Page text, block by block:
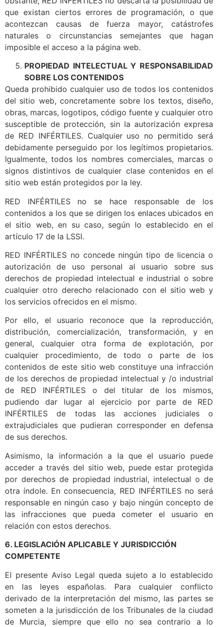
que existan ciertos errores de programación, o que
acontezcan causas de fuerza mayor, catástrofes
naturales o circunstancias semejantes que hagan
imposible el acceso a la página web.
PROPIEDAD INTELECTUAL Y RESPONSABILIDAD
SOBRE LOS CONTENIDOS
Queda prohibido cualquier uso de todos los contenidos
del sitio web, concretamente sobre los textos, diseño,
obras, marcas, logotipos, código fuente y cualquier otro
susceptible de protección, sin la autorización expresa
de RED INFÉRTILES. Cualquier uso no permitido será
debidamente perseguido por los legítimos propietarios.
Igualmente, todos los nombres comerciales, marcas o
signos distintivos de cualquier clase contenidos en el
sitio web están protegidos por la ley.
RED INFÉRTILES no se hace responsable de los
contenidos a los que se dirigen los enlaces ubicados en
el sitio web, en su caso, según lo establecido en el
artículo 17 de la LSSI.
RED INFÉRTILES no concede ningún tipo de licencia o
autorización de uso personal al usuario sobre sus
derechos de propiedad intelectual e industrial o sobre
cualquier otro derecho relacionado con el sitio web y
los servicios ofrecidos en el mismo.
Por ello, el usuario reconoce que la reproducción,
distribución, comercialización, transformación, y en
general, cualquier otra forma de explotación, por
cualquier procedimiento, de todo o parte de los
contenidos de este sitio web constituye una infracción
de los derechos de propiedad intelectual y /o industrial
de RED INFÉRTILES o del titular de los mismos,
pudiendo dar lugar al ejercicio por parte de RED
INFÉRTILES de todas las acciones judiciales o
extrajudiciales que pudieran corresponder en defensa
de sus derechos.
Asimismo, la información a la que el usuario puede
acceder a través del sitio web, puede estar protegida
por derechos de propiedad industrial, intelectual o de
otra índole. En consecuencia, RED INFÉRTILES no será
responsable en ningún caso y bajo ningún concepto de
las infracciones que pueda cometer el usuario en
relación con estos derechos.
6. LEGISLACIÓN APLICABLE Y JURISDICCIÓN
COMPETENTE
El presente Aviso Legal queda sujeto a lo establecido
en las leyes españolas. Para cualquier conflicto
derivado de la interpretación del mismo, las partes se
someten a la jurisdicción de los Tribunales de la ciudad
de Murcia, ​​siempre que ello no sea contrario a lo